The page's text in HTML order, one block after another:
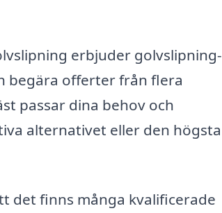
erbjuder golvslipning-
begära offerter från flera
passar dina behov och
alternativet eller den högsta
det finns många kvalificerade